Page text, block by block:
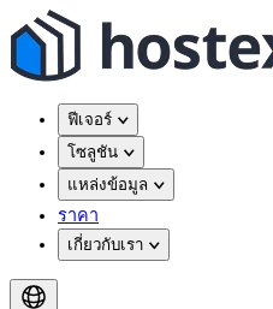
ฟีเจอร์
โซลูชัน
แหล่งข้อมูล
ราคา
เกี่ยวกับเรา